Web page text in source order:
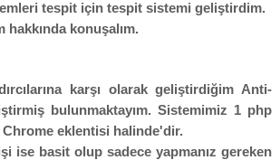
tespit için tespit sistemi geliştirdim.
konuşalım.
karşı olarak geliştirdiğim Anti-
bulunmaktayım. Sistemimiz 1 php
Chrome eklentisi halinde'dir.
ise basit olup sadece yapmanız gereken